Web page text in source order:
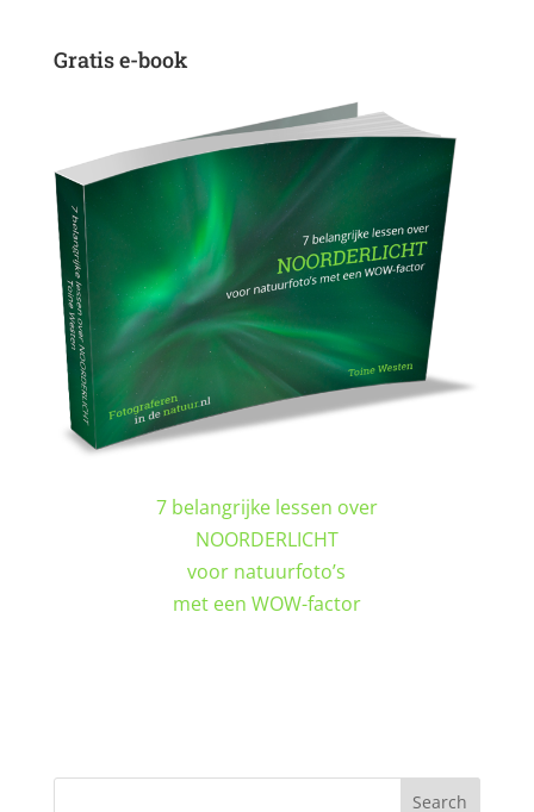
Gratis e-book
7 belangrijke lessen over
NOORDERLICHT
voor natuurfoto’s
met een WOW-factor